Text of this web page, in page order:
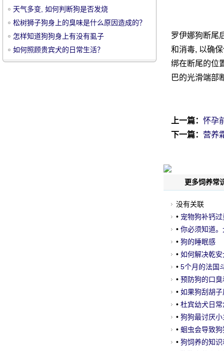
罗伊娜狗断尾
和消毒, 以确
绑在断尾的位
巴的光滑端部
上一篇： 怀孕
下一篇： 营养
更多饲养常
没有关联
• 宠物狗补钙
• 你必须知道
• 狗的睡眠感
• 如何解决乾
• 5个月的法国
• 预防狗的口
• 如果狗刮胡
• 杜宾幼犬日
• 狗狗最讨厌
• 蛔虫会导致
• 狗饲养的知
天气多变, 如何判断狗是否发烧
松树狮子狗身上的臭味是什么原因造成的？
怎样知道狗狗身上有没有虱子
如何照顾贵宾犬的日常生活？